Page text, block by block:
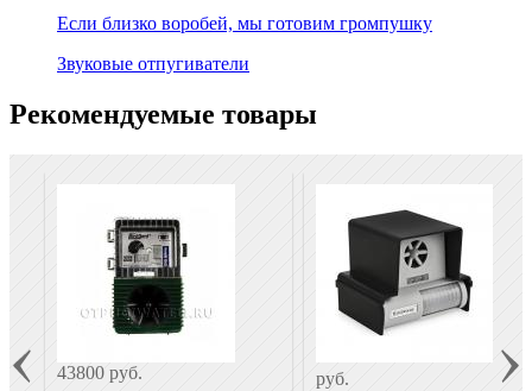
Если близко воробей, мы готовим громпушку
Звуковые отпугиватели
Рекомендуемые товары
43800 руб.
руб.